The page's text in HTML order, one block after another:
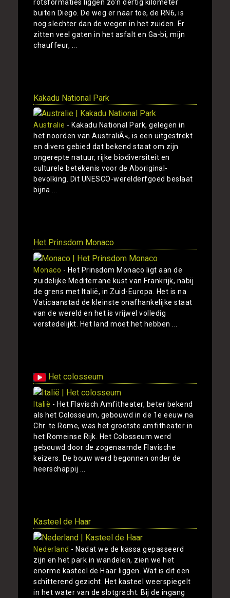
rotsformaties liggen zo'n dertig kilometer
buiten Diego. De weg er naar toe, de RN6, is
nog slechter dan de wegen in het zuiden. Er
zitten veel gaten in het asfalt en Ga-bi, mijn
chauffeur, ...
Kakadu National Park
Australie - Kakadu National Park, gelegen in
het noorden van AustraliÃ«, is een uitgestrekt
en divers gebied dat bekend staat om zijn
ongerepte natuur, rijke biodiversiteit en
culturele betekenis voor de Aboriginal-
bevolking. Dit UNESCO-werelderfgoed beslaat
bijna ...
Het Prinsdom Monaco
Monaco - Het Prinsdom Monaco ligt aan de
zuidelijke Mediterrane kust van Frankrijk, nabij
de grens met Italië, in Zuid-Europa. Het is na
Vaticaanstad de kleinste onafhankelijke staat
van de wereld en het is vrijwel volledig
verstedelijkt. Het land moet het hebben ...
Het colosseum
Italië - Het Flavisch Amfitheater, beter bekend
als het Colosseum, gebouwd in de 1e eeuw na
Chr. te Rome, was het grootste amfitheater in
het Romeinse Rijk. Het Colosseum werd
gebouwd door de zogenaamde Flavische
keizers. De bouw werd begonnen onder de
heerschappij ...
Kasteel de Haar
Nederland - Nadat we de kassa gepasseerd
zijn en het park in wandelen, zien we het
enorme kasteel de Haar liggen. Wat is dit een
schitterend gezicht. Het kasteel weerspiegelt
in het water van de slotgracht. Bij de ingang